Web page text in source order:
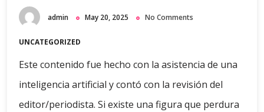
admin May 20, 2025 No Comments
UNCATEGORIZED
Este contenido fue hecho con la asistencia de una
inteligencia artificial y contó con la revisión del
editor/periodista. Si existe una figura que perdura